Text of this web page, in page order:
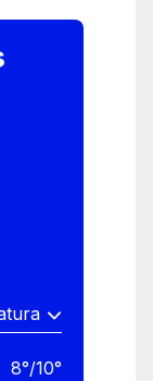
8°/10°